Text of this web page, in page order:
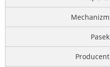
Mechanizm
Pasek
Producent